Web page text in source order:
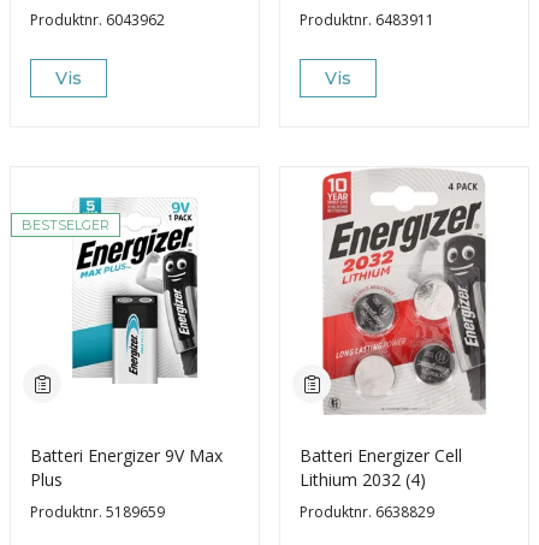
Produktnr. 6043962
Vis
Produktnr. 6483911
Vis
BESTSELGER
Batteri Energizer 9V Max
Plus
Produktnr. 5189659
Batteri Energizer Cell
Lithium 2032 (4)
Produktnr. 6638829